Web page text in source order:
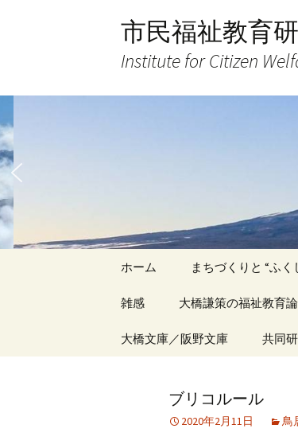
ス
キ
ッ
市民福祉教育
Institute for Citizen
ホーム まちづくりと “ふく
雑感
アーカイブ（１）
記事（51）～
大橋謙策の福祉教育論
アーカイブ（１）
論文
大橋文庫／阪野文庫 共同
ブリコルール
2020年2月11日 鳥